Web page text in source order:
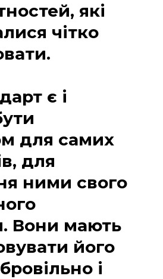
які
чітко
є і
для самих
для
ними свого
Вони мають
його
і